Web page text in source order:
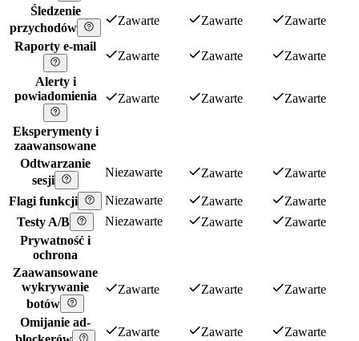
Śledzenie
przychodów
Zawarte Zawarte
Zawarte
Raporty e-mail
Zawarte Zawarte
Zawarte
Alerty i
powiadomienia
Zawarte Zawarte Zawarte
Eksperymenty i
zaawansowane
Odtwarzanie
sesji
Niezawarte Zawarte Zawarte
Flagi funkcji Niezawarte Zawarte
Zawarte
Testy A/B
Niezawarte Zawarte
Zawarte
Prywatność i
ochrona
Zaawansowane
wykrywanie
botów
Zawarte Zawarte Zawarte
Omijanie ad-
Zawarte Zawarte
Zawarte